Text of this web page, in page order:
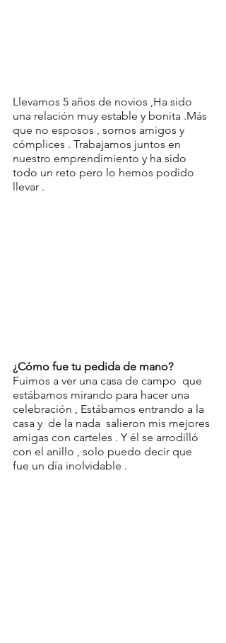
Llevamos 5 años de novios ,Ha sido
una relación muy estable y bonita .Más
que no esposos , somos amigos y
cómplices . Trabajamos juntos en
nuestro emprendimiento y ha sido
todo un reto pero lo hemos podido
llevar .
¿Cómo fue tu pedida de mano?
Fuimos a ver una casa de campo  que
estábamos mirando para hacer una
celebración , Estábamos entrando a la
casa y  de la nada  salieron mis mejores
amigas con carteles . Y él se arrodilló
con el anillo , solo puedo decir que
fue un día inolvidable .